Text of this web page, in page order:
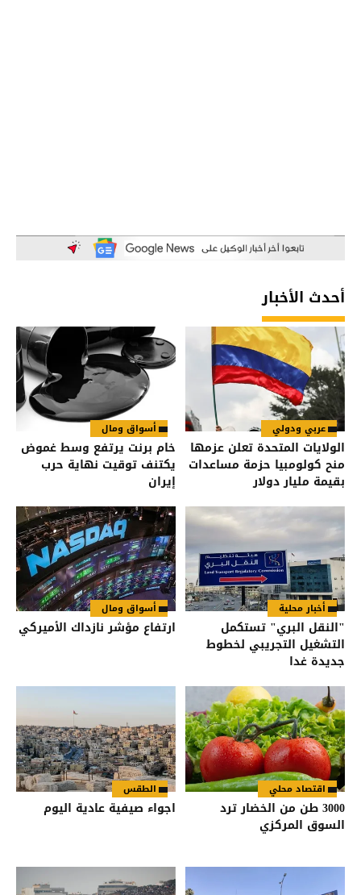
أحدث الأخبار
عربي ودولي
الولايات المتحدة تعلن عزمها
منح كولومبيا حزمة مساعدات
بقيمة مليار دولار
أسواق ومال
خام برنت يرتفع وسط غموض
يكتنف توقيت نهاية حرب
إيران
أخبار محلية
"النقل البري" تستكمل
التشغيل التجريبي لخطوط
جديدة غدا
أسواق ومال
ارتفاع مؤشر نازداك الأميركي
اقتصاد محلي
3000 طن من الخضار ترد
السوق المركزي
الطقس
اجواء صيفية عادية اليوم